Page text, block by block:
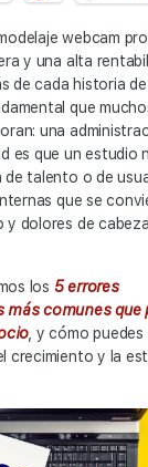
webcam
y una alta
de cada historia
que
una
es que un estudio
talento o de
que se
y dolores de cabeza
los 5 errores
más comunes que
, y cómo
crecimiento y la